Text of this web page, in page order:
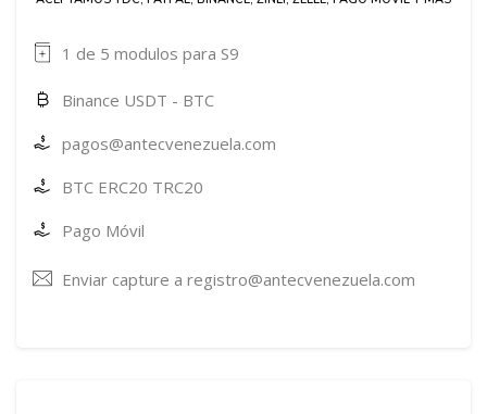
1 de 5 modulos para S9
Binance USDT - BTC
pagos@antecvenezuela.com
BTC ERC20 TRC20
Pago Móvil
Enviar capture a registro@antecvenezuela.com